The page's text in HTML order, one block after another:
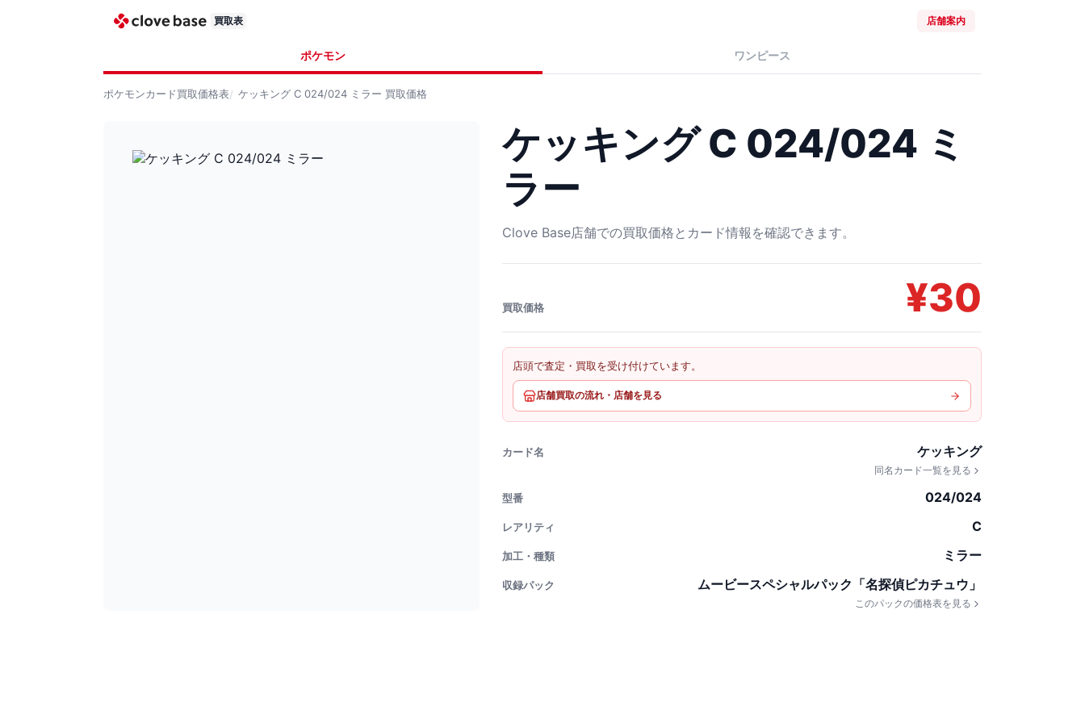
買取表 店舗案内
ポケモン ワンピース
ポケモンカード買取価格表 ケッキング C 024/024 ミラー 買取価格
ケッキング C 024/024 ミ
ラー
Clove Base店舗での買取価格とカード情報を確認できます。
買取価格 ¥30
店頭で査定・買取を受け付けています。
店舗買取の流れ・店舗を見る
カード名 ケッキング
同名カード一覧を見る
型番 024/024
レアリティ C
加工・種類 ミラー
収録パック ムービースペシャルパック「名探偵ピカチュウ」
このパックの価格表を見る